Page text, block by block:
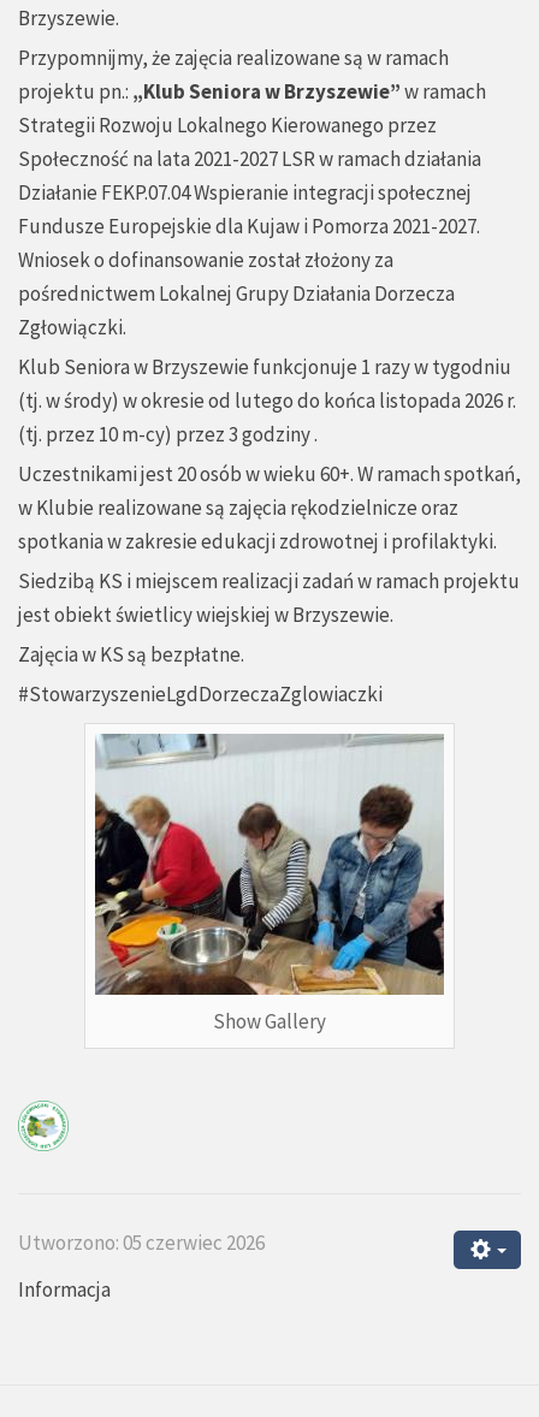
Brzyszewie.
Przypomnijmy, że zajęcia realizowane są w ramach
projektu pn.: „Klub Seniora w Brzyszewie”w ramach
Strategii Rozwoju Lokalnego Kierowanego przez
Społeczność na lata 2021-2027 LSR w ramach działania
Działanie FEKP.07.04 Wspieranie integracji społecznej
Fundusze Europejskie dla Kujaw i Pomorza 2021-2027.
Wniosek o dofinansowanie został złożony za
pośrednictwem Lokalnej Grupy Działania Dorzecza
Zgłowiączki.
Klub Seniora w Brzyszewie funkcjonuje 1 razy w tygodniu
(tj. w środy) w okresie od lutego do końca listopada 2026 r.
(tj. przez 10 m-cy) przez 3 godziny .
Uczestnikami jest 20 osób w wieku 60+. W ramach spotkań,
w Klubie realizowane są zajęcia rękodzielnicze oraz
spotkania w zakresie edukacji zdrowotnej i profilaktyki.
Siedzibą KS i miejscem realizacji zadań w ramach projektu
jest obiekt świetlicy wiejskiej w Brzyszewie.
Zajęcia w KS są bezpłatne.
#StowarzyszenieLgdDorzeczaZglowiaczki
Show Gallery
Utworzono: 05 czerwiec 2026
Informacja